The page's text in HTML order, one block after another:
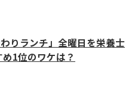
りランチ」全曜日を栄養士
1位のワケは？